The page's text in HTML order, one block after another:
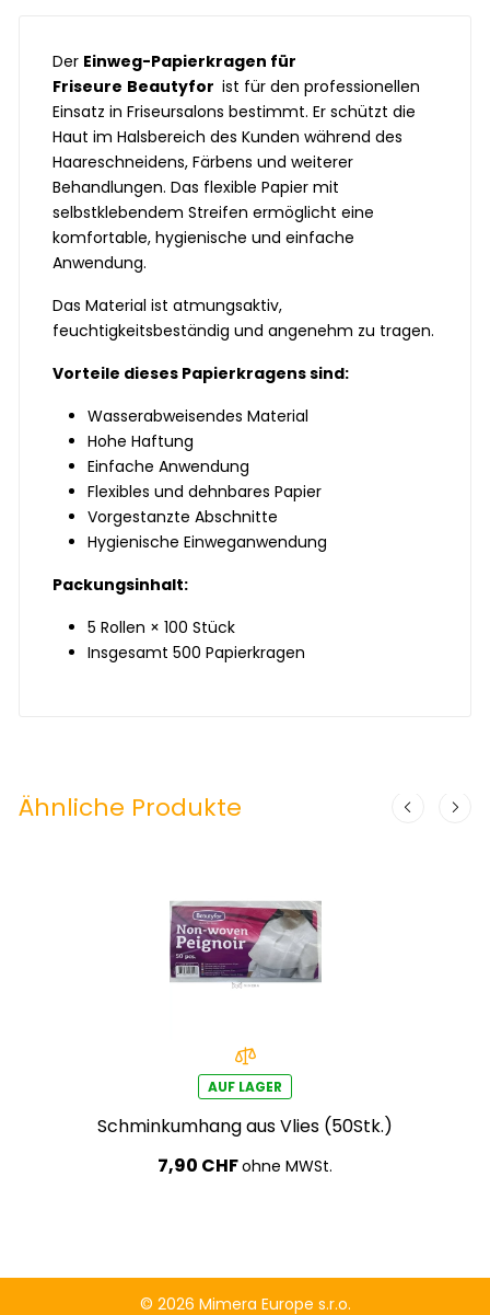
Der Einweg-Papierkragen für
Friseure Beautyfor ist für den professionellen
Einsatz in Friseursalons bestimmt. Er schützt die
Haut im Halsbereich des Kunden während des
Haare­schneidens, Färbens und weiterer
Behandlungen. Das flexible Papier mit
selbstklebendem Streifen ermöglicht eine
komfortable, hygienische und einfache
Anwendung.
Das Material ist atmungsaktiv,
feuchtigkeitsbeständig und angenehm zu tragen.
Vorteile dieses Papierkragens sind:
Wasserabweisendes Material
Hohe Haftung
Einfache Anwendung
Flexibles und dehnbares Papier
Vorgestanzte Abschnitte
Hygienische Einweganwendung
Packungsinhalt:
5 Rollen × 100 Stück
Insgesamt 500 Papierkragen
Ähnliche Produkte
AUF LAGER
Schminkumhang aus Vlies (50Stk.)
7,90 CHFohne MWSt.
© 2026 Mimera Europe s.r.o.